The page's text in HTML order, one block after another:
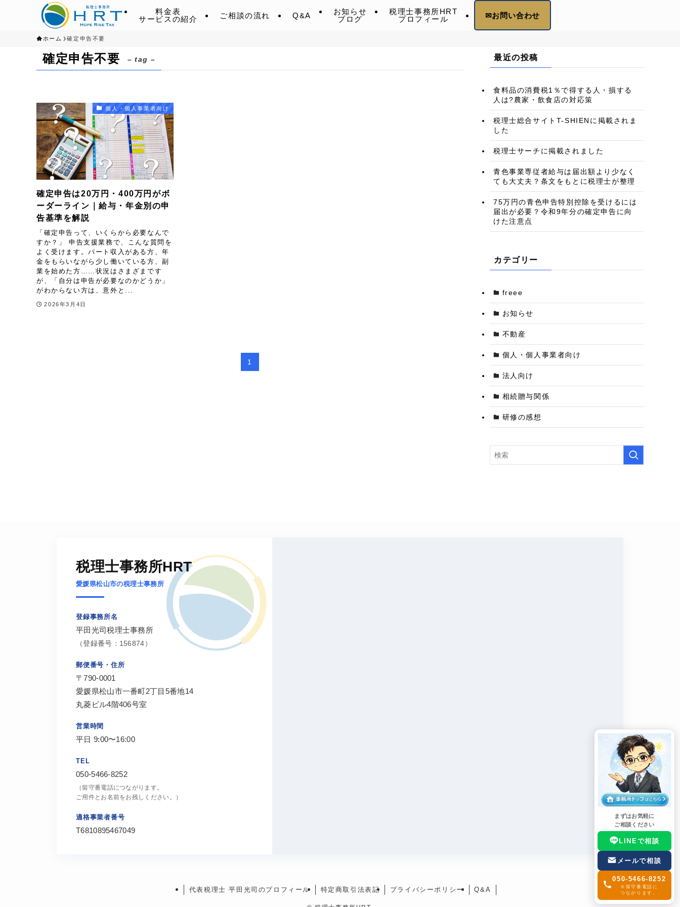
料金表
サービスの紹介
ご相談の流れ Q&A
お知らせ
ブログ
税理士事務所HRT
プロフィール
✉お問い合わせ
ホーム 確定申告不要
確定申告不要 – tag –
個人・個人事業者向け
確定申告は20万円・400万円がボ
ーダーライン｜給与・年金別の申
告基準を解説
「確定申告って、いくらから必要なんで
すか？」 申告支援業務で、こんな質問を
よく受けます。パート収入がある方、年
金をもらいながら少し働いている方、副
業を始めた方……状況はさまざまです
が、「自分は申告が必要なのかどうか」
がわからない方は、意外と...
2026年3月4日
1
最近の投稿
食料品の消費税1％で得する人・損する
人は?農家・飲食店の対応策
税理士総合サイトT-SHIENに掲載されま
した
税理士サーチに掲載されました
青色事業専従者給与は届出額より少なく
ても大丈夫？条文をもとに税理士が整理
75万円の青色申告特別控除を受けるには
届出が必要？令和9年分の確定申告に向
けた注意点
カテゴリー
freee
お知らせ
不動産
個人・個人事業者向け
法人向け
相続贈与関係
研修の感想
まずはお気軽に
ご相談ください
LINEで相談
メールで相談
050-5466-8252
※留守番電話に
つながります。
税理士事務所HRT
愛媛県松山市の税理士事務所
登録事務所名
平田光司税理士事務所
（登録番号：156874）
郵便番号・住所
〒790-0001
愛媛県松山市一番町2丁目5番地14
丸菱ビル4階406号室
営業時間
平日 9:00〜16:00
TEL
050-5466-8252
（留守番電話につながります。
ご用件とお名前をお残しください。）
適格事業者番号
T6810895467049
代表税理士 平田光司のプロフィール 特定商取引法表記 プライバシーポリシー Q&A